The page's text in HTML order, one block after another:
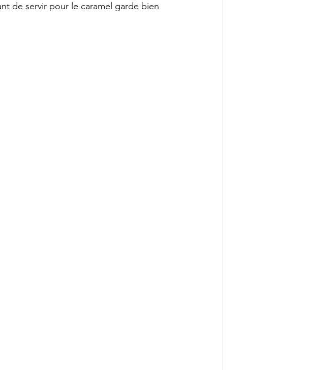
de servir pour le caramel garde bien